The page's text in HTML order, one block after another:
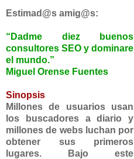
Estimad@s amig@s:
“Dadme diez buenos
consultores SEO y dominare
el mundo.”
Miguel Orense Fuentes
Sinopsis
Millones de usuarios usan
los buscadores a diario y
millones de webs luchan por
obtener sus primeros
lugares. Bajo este